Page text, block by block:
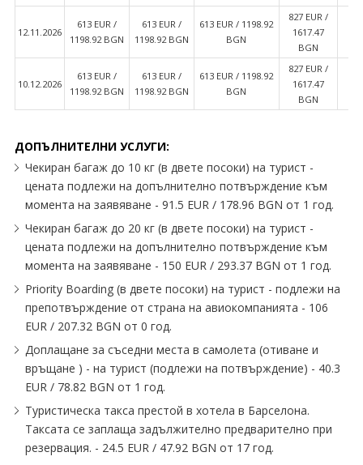
12.11.2026
613 EUR /
1198.92 BGN
613 EUR /
1198.92 BGN
613 EUR / 1198.92
BGN
827 EUR /
1617.47
BGN
10.12.2026
613 EUR /
1198.92 BGN
613 EUR /
1198.92 BGN
613 EUR / 1198.92
BGN
827 EUR /
1617.47
BGN
ДОПЪЛНИТЕЛНИ УСЛУГИ:
Чекиран багаж до 10 кг (в двете посоки) на турист -
цената подлежи на допълнително потвърждение към
момента на заявяване - 91.5 EUR / 178.96 BGN от 1 год.
Чекиран багаж до 20 кг (в двете посоки) на турист -
цената подлежи на допълнително потвърждение към
момента на заявяване - 150 EUR / 293.37 BGN от 1 год.
Priority Boarding (в двете посоки) на турист - подлежи на
препотвърждение от страна на авиокомпанията - 106
EUR / 207.32 BGN от 0 год.
Доплащане за съседни места в самолета (отиване и
връщане ) - на турист (подлежи на потвърждение) - 40.3
EUR / 78.82 BGN от 1 год.
Туристическа такса престой в хотела в Барселона.
Таксата се заплаща задължително предварително при
резервация. - 24.5 EUR / 47.92 BGN от 17 год.